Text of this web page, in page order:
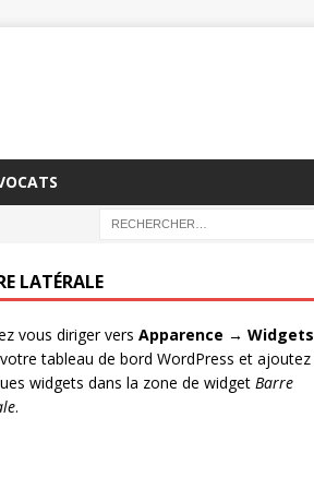
LATÉRALE
vous diriger vers Apparence → Widgets
tableau de bord WordPress et ajoutez
widgets dans la zone de widget Barre
.